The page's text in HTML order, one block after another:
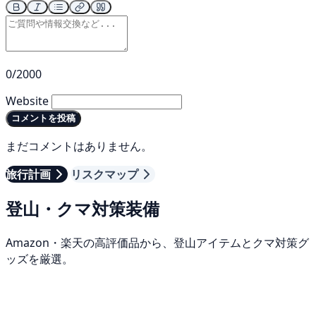
0/2000
Website
コメントを投稿
まだコメントはありません。
旅行計画
リスクマップ
登山・クマ対策装備
Amazon・楽天の高評価品から、登山アイテムとクマ対策グ
ッズを厳選。